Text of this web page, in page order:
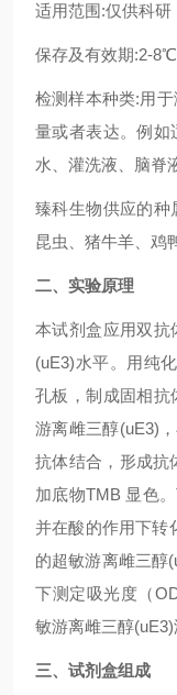
适用范围:仅供科研
保存及有效期:2-
检测样本种类:用
量或者表达。例如
水、灌洗液、脑脊
臻科生物供应的种
昆虫、猪牛羊、鸡
二、实验原理
本试剂盒应用双抗
(uE3)水平。用纯
孔板，制成固相抗
游离雌三醇(uE3)
抗体结合，形成抗
加底物TMB 显色
并在酸的作用下转
的超敏游离雌三醇
下测定吸光度（
敏游离雌三醇(uE3)
三、试剂盒组成